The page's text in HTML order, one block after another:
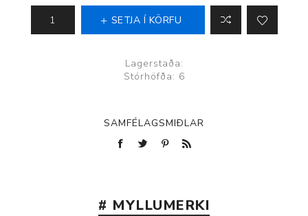
SETJA Í KÖRFU
Lagerstaða:
Stórhöfða: 6
SAMFÉLAGSMIÐLAR
# MYLLUMERKI